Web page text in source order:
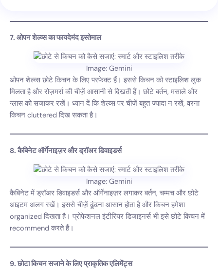
7. ओपन शेल्व्स का फायदेमंद इस्तेमाल
Image: Gemini
ओपन शेल्व्स छोटे किचन के लिए परफेक्ट हैं। इससे किचन को स्टाइलिश लुक
मिलता है और रोज़मर्रा की चीज़ें आसानी से दिखती हैं। छोटे बर्तन, मसाले और
ग्लास को सजाकर रखें। ध्यान दें कि शेल्व्स पर चीज़ें बहुत ज्यादा न रखें, वरना
किचन cluttered दिख सकता है।
8. कैबिनेट ऑर्गेनाइज़र और ड्रॉअर डिवाइडर्स
Image: Gemini
कैबिनेट में ड्रॉअर डिवाइडर्स और ऑर्गेनाइज़र लगाकर बर्तन, चम्मच और छोटे
आइटम अलग रखें। इससे चीज़ें ढूंढना आसान होता है और किचन हमेशा
organized दिखता है। प्रोफेशनल इंटीरियर डिजाइनर्स भी इसे छोटे किचन में
recommend करते हैं।
9. छोटा किचन सजाने के लिए प्राकृतिक एलिमेंट्स